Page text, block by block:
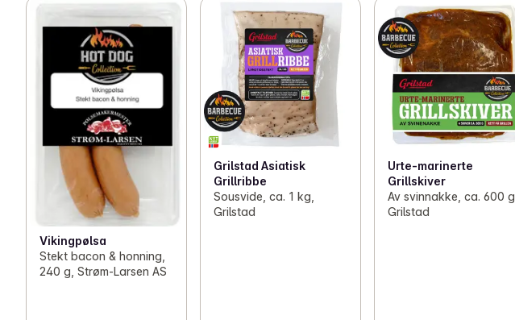
Vikingpølsa
Stekt bacon & honning,
240 g, Strøm-Larsen AS
Grilstad Asiatisk
Grillribbe
Sousvide, ca. 1 kg,
Grilstad
Urte-marinerte
Grillskiver
Av svinnakke, ca. 600 g,
Grilstad